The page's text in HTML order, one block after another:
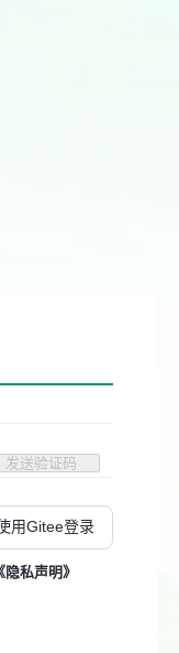
发送验证码
用Gitee登录
《隐私声明》